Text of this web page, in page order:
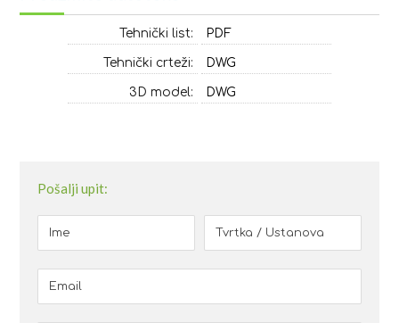
Tehnički list: PDF
Tehnički crteži: DWG
3D model: DWG
Pošalji upit: